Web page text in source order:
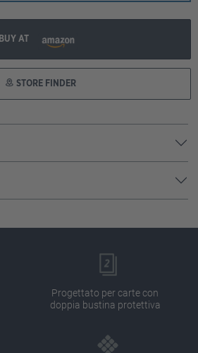
BUY AT
STORE FINDER
Progettato per carte con
doppia bustina protettiva